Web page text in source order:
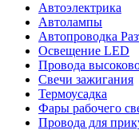
Автоэлектрика
Автолампы
Автопроводка
Освещение LED
Провода
Свечи зажигания
Термоусадка
Фары рабочего
Провода для